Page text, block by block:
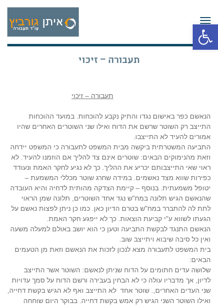
פתח סרגל נגישות
תפריט
תעבורה – זיכוי
תעבורה – זיכוי
הנאשם כפר באישום נגדו והתיק נקבע להוכחות. במועד ההוכחות
התייצב רק השוטר שרשם את הדוח ואילו שני השוטרים האחרים שהיו
אמורים להעיד לא התייצבו.
התביעה המשטרתית ביקשה מבית המשפט לתעבורה כי המשפט יידחה
וזאת מהנימוקים הבאים: שוטרים אינם צד להליך אם הוזמנו להעיד. לא
ראוי שאי התייצבותם יכריע את ההליך. כך לא נגיע לחקר האמת ונעודד
כפירות שווא מצד נאשמים. במידה שחרג שוטר מכללי המשמעת –
יטופל משמעתית. בנוסף – קיימת הצדקה מהותית לדחיה והיא העובדה
שהנאשם הגיש תלונה במח"ש נגד אחד השוטרים, תלונה שמן הראוי
לתת לה להתברר במח"ש בטרם הדיון כאן. כמו כן ניתן לפצות נאשם על
הגעתו לשווא ע"י קביעת הוצאות. כך לא ייפגע חקר האמת.
הנאשם התנגד לבקשת התביעה וטען כי הוא יושב באולם למעלה משעה
ואין כל סיבה שיבוא ויתייצב שוב.
בית המשפט לתעבורה מצא לנכון לזכות את הנאשם וזאת מן הטעמים
הבאים:
שלושה עדים חתומים על הדוח שניתן לנאשם: השוטר אשר התייצב
לדיון, אך מדבריו עולה כי לא הבחין בעבירה ורשם הדוח על סמך עדויות
שני העדים האחרים,. שוטר אחד לא התייצב ואף לא הגיש בקשת דחייה,
ואילו השוטר השני הגיש רק אמש בקשת דחייה. בבוקר היום שוחחה